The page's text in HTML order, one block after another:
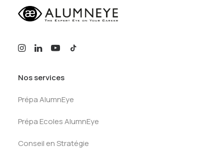
Nos services
Prépa AlumnEye
Prépa Ecoles AlumnEye
Conseil en Stratégie